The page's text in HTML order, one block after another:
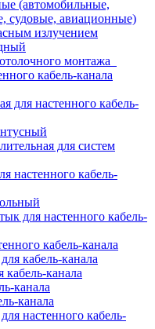
(автомобильные,
судовые, авиационные)
излучением
монтажа
кабель-канала
для настенного кабель-
для систем
настенного кабель-
для настенного кабель-
кабель-канала
кабель-канала
канала
канала
канала
настенного кабель-